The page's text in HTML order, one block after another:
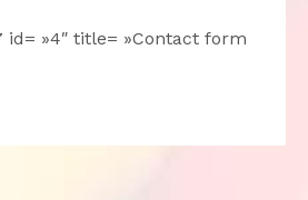
»4″ title= »Contact form